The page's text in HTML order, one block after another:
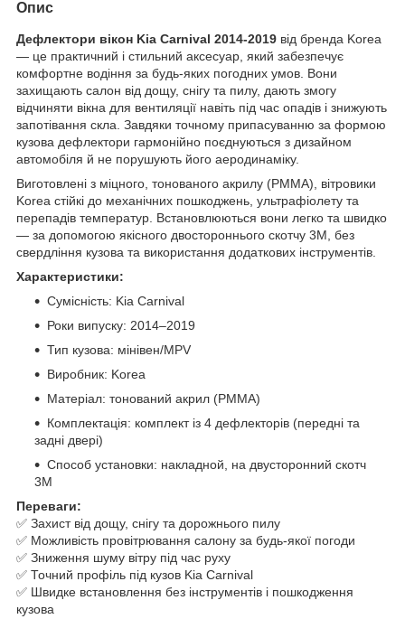
Опис
Дефлектори вікон Kia Carnival 2014-2019 від бренда Korea
— це практичний і стильний аксесуар, який забезпечує
комфортне водіння за будь-яких погодних умов. Вони
захищають салон від дощу, снігу та пилу, дають змогу
відчиняти вікна для вентиляції навіть під час опадів і знижують
запотівання скла. Завдяки точному припасуванню за формою
кузова дефлектори гармонійно поєднуються з дизайном
автомобіля й не порушують його аеродинаміку.
Виготовлені з міцного, тонованого акрилу (PMMA), вітровики
Korea стійкі до механічних пошкоджень, ультрафіолету та
перепадів температур. Встановлюються вони легко та швидко
— за допомогою якісного двостороннього скотчу 3M, без
свердління кузова та використання додаткових інструментів.
Характеристики:
Сумісність: Kia Carnival
Роки випуску: 2014–2019
Тип кузова: мінівен/MPV
Виробник: Korea
Матеріал: тонований акрил (PMMA)
Комплектація: комплект із 4 дефлекторів (передні та
задні двері)
Способ установки: накладной, на двусторонний скотч
3M
Переваги:
✅ Захист від дощу, снігу та дорожнього пилу
✅ Можливість провітрювання салону за будь-якої погоди
✅ Зниження шуму вітру під час руху
✅ Точний профіль під кузов Kia Carnival
✅ Швидке встановлення без інструментів і пошкодження
кузова